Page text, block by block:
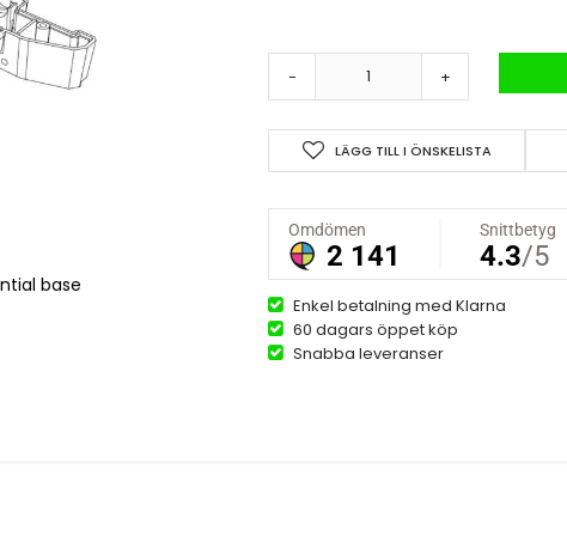
base
- +
LÄGG TILL I ÖNSKELISTA
Enkel betalning med Klarna
60 dagars öppet köp
Snabba leveranser